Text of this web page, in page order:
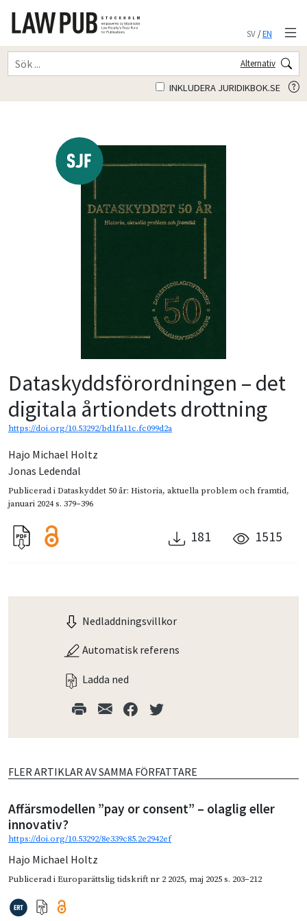
SV/EN
Alternativ
INKLUDERA JURIDIKBOK.SE
Dataskyddsförordningen – det
digitala årtiondets drottning
https://doi.org/10.53292/bd1fa11c.fc099d2a
Hajo Michael Holtz
Jonas Ledendal
Publicerad iDataskyddet 50 år: Historia, aktuella problem och framtid,
januari 2024s. 379–396
181 1515
Nedladdningsvillkor
Automatisk referens
Ladda ned
FLER ARTIKLAR AV SAMMA FÖRFATTARE
Affärsmodellen ”pay or consent” – olaglig eller
innovativ?
https://doi.org/10.53292/8e339c85.2e2942ef
Hajo Michael Holtz
Publicerad iEuroparättslig tidskrift nr 2 2025, maj 2025s. 203–212